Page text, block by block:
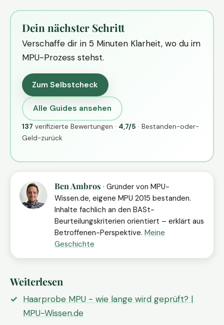
Dein nächster Schritt
Verschaffe dir in 5 Minuten Klarheit, wo du im
MPU-Prozess stehst.
Zum Selbstcheck
Alle Guides ansehen
137 verifizierte Bewertungen · 4,7/5 · Bestanden-oder-
Geld-zurück
Ben Ambros · Gründer von MPU-
Wissen.de, eigene MPU 2015 bestanden.
Inhalte fachlich an den BASt-
Beurteilungskriterien orientiert – erklärt aus
Betroffenen-Perspektive. Meine
Geschichte
Weiterlesen
Haarprobe MPU - wie lange wird geprüft? |
MPU-Wissen.de